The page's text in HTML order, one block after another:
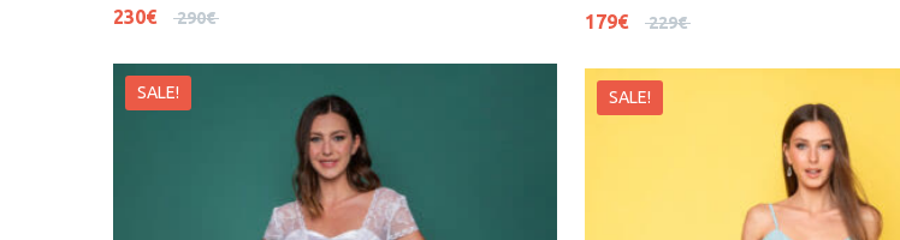
290€
230€
229€
179€
SALE! SALE!